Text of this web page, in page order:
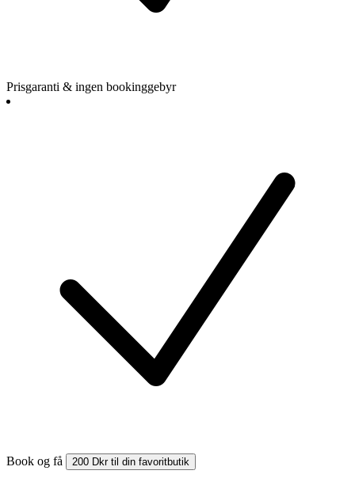
Prisgaranti & ingen bookinggebyr
Book og få 200 Dkr til din favoritbutik